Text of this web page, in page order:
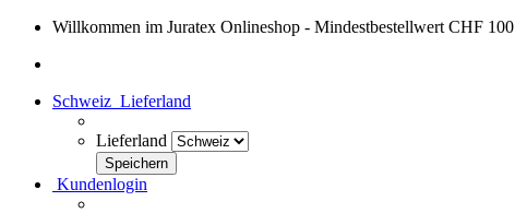
Willkommen im Juratex Onlineshop - Mindestbestellwert CHF 100
Schweiz Lieferland
Lieferland
Kundenlogin